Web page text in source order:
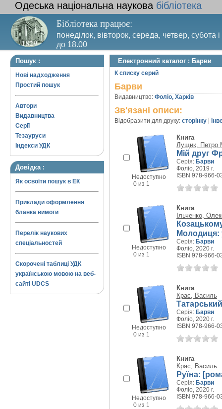
Одеська національна наукова бібліотека
Бібліотека працює:
понеділок, вівторок, середа, четвер, субота
до 18.00
Вихідний день – п’ятниця. Останній четвер
Пошук :
Нові надходження
Простий пошук
Автори
Видавництва
Серії
Тезауруси
Індекси УДК
Довідка :
Як освоїти пошук в ЕК
Приклади оформлення
бланка вимоги
Перелік наукових
спеціальностей
Скорочені таблиці УДК
українською мовою на веб-
сайті UDCS
Електронний каталог : Барви
К списку серий
Барви
Видавництво: Фоліо, Харків
Зв'язані описи:
Відобразити для друку: сторінку
Недоступно
0 из 1
Книга
Лущик, Петро
Мій друг
Серія: Барви
Фоліо, 2019 г.
ISBN 978-966-
Недоступно
0 из 1
Книга
Ільченко,
Молодиця:
Серія: Барви
Фоліо, 2020 г.
ISBN 978-966-
Недоступно
0 из 1
Книга
Крас, Василь
Серія: Барви
Фоліо, 2020 г.
ISBN 978-966-
Недоступно
0 из 1
Книга
Крас, Василь
Руїна:
Серія: Барви
Фоліо, 2020 г.
ISBN 978-966-